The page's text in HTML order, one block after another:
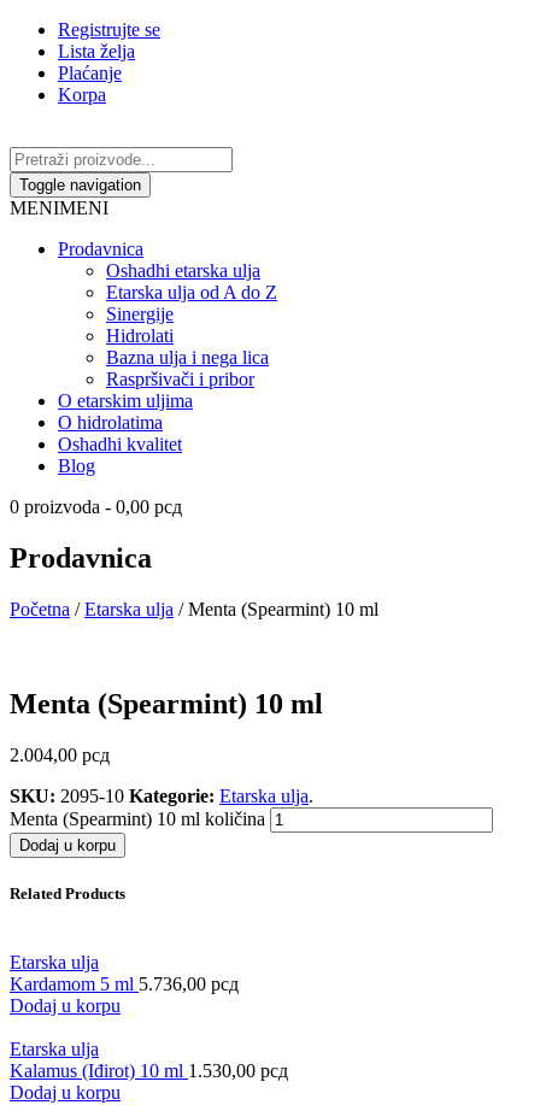
Registrujte se
Lista želja
Plaćanje
Korpa
Toggle navigation
MENIMENI
Prodavnica
Oshadhi etarska ulja
Etarska ulja od A do Z
Sinergije
Hidrolati
Bazna ulja i nega lica
Raspršivači i pribor
O etarskim uljima
O hidrolatima
Oshadhi kvalitet
Blog
0 proizvoda - 0,00 рсд
Prodavnica
Početna /Etarska ulja / Menta (Spearmint) 10 ml
Menta (Spearmint) 10 ml
2.004,00 рсд
SKU: 2095-10 Kategorie: Etarska ulja.
Menta (Spearmint) 10 ml količina
Dodaj u korpu
Related Products
Etarska ulja
Kardamom 5 ml 5.736,00 рсд
Dodaj u korpu
Etarska ulja
Kalamus (Iđirot) 10 ml 1.530,00 рсд
Dodaj u korpu